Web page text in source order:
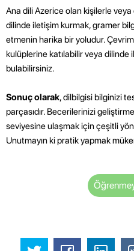
Ana dili Azerice olan kişilerle
dilinde iletişim kurmak, gramer
etmenin harika bir yoludur.
kulüplerine katılabilir veya
bulabilirsiniz.
Sonuç olarak, dilbilgisi bilginizi
parçasıdır. Becerilerinizi
seviyesine ulaşmak için çeşitli
Unutmayın ki pratik yapmak